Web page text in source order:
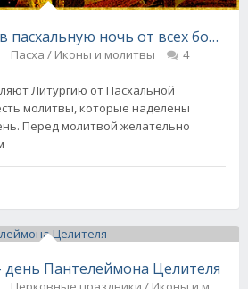
пасхальную ночь от всех
Пасха / Иконы и молитвы 4
Литургию от Пасхальной
молитвы, которые наделены
Перед молитвой желательно
день Пантелеймона Целителя